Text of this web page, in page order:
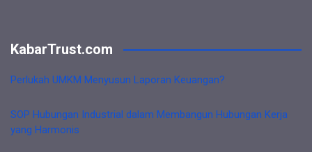
KabarTrust.com
Perlukah UMKM Menyusun Laporan Keuangan?
SOP Hubungan Industrial dalam Membangun Hubungan Kerja
yang Harmonis